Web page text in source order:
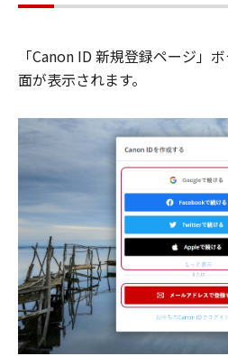
「Canon ID 新規登録ページ」
面が表示されます。